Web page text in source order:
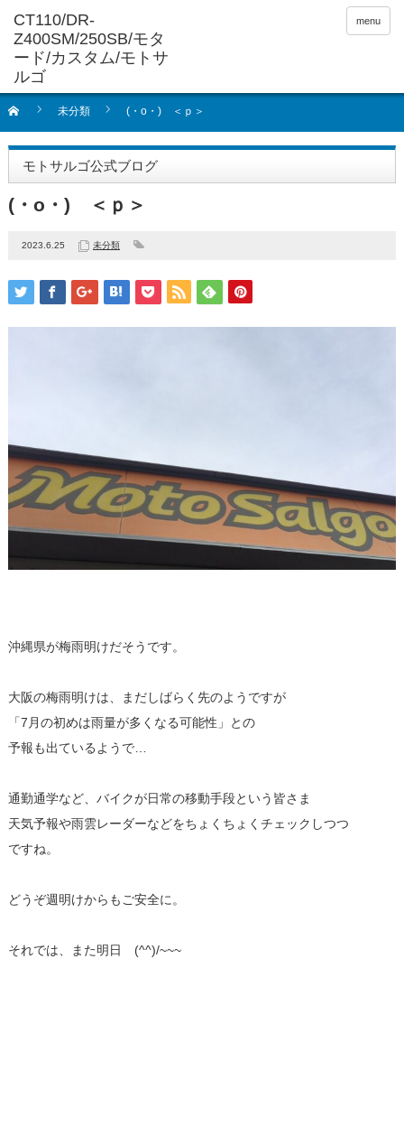
menu
未分類 (・o・) ＜ｐ＞
モトサルゴ公式ブログ
(・o・) ＜ｐ＞
2023.6.25 未分類
沖縄県が梅雨明けだそうです。
大阪の梅雨明けは、まだしばらく先のようですが
「7月の初めは雨量が多くなる可能性」との
予報も出ているようで…
通勤通学など、バイクが日常の移動手段という皆さま
天気予報や雨雲レーダーなどをちょくちょくチェックしつつ
ですね。
どうぞ週明けからもご安全に。
それでは、また明日 (^^)/~~~